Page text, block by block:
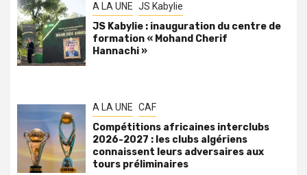
A LA UNE JS Kabylie
JS Kabylie : inauguration du centre de
formation « Mohand Cherif
Hannachi »
A LA UNE CAF
Compétitions africaines interclubs
2026-2027 : les clubs algériens
connaissent leurs adversaires aux
tours préliminaires